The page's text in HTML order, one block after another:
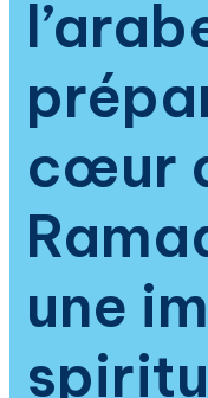
cœur
une
tradition